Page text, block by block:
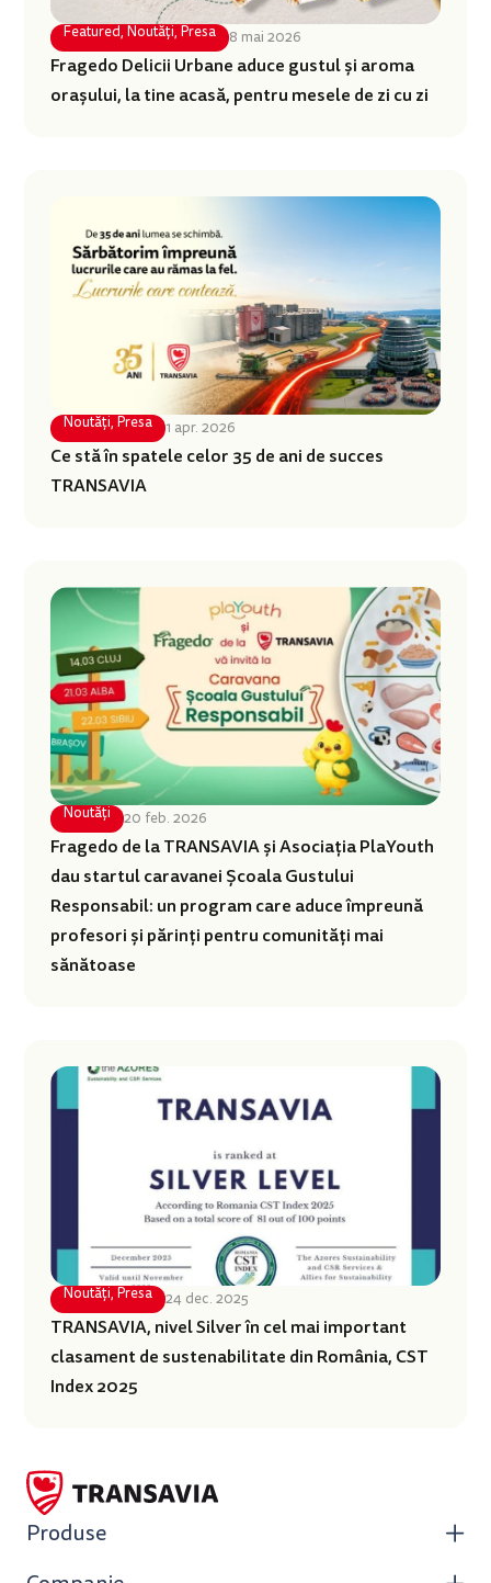
Featured,Noutăți,Presa 8 mai 2026
Fragedo Delicii Urbane aduce gustul și aroma
orașului, la tine acasă, pentru mesele de zi cu zi
Noutăți,Presa 1 apr. 2026
Ce stă în spatele celor 35 de ani de succes
TRANSAVIA
Noutăți 20 feb. 2026
Fragedo de la TRANSAVIA și Asociația PlaYouth
dau startul caravanei Școala Gustului
Responsabil: un program care aduce împreună
profesori și părinți pentru comunități mai
sănătoase
Noutăți,Presa 24 dec. 2025
TRANSAVIA, nivel Silver în cel mai important
clasament de sustenabilitate din România, CST
Index 2025
Produse